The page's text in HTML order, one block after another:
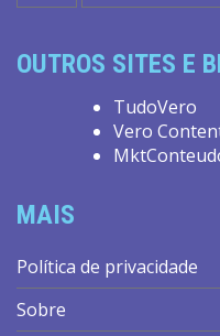
OUTROS SITES E
TudoVero
Vero
MAIS
Política de privacidade
Sobre